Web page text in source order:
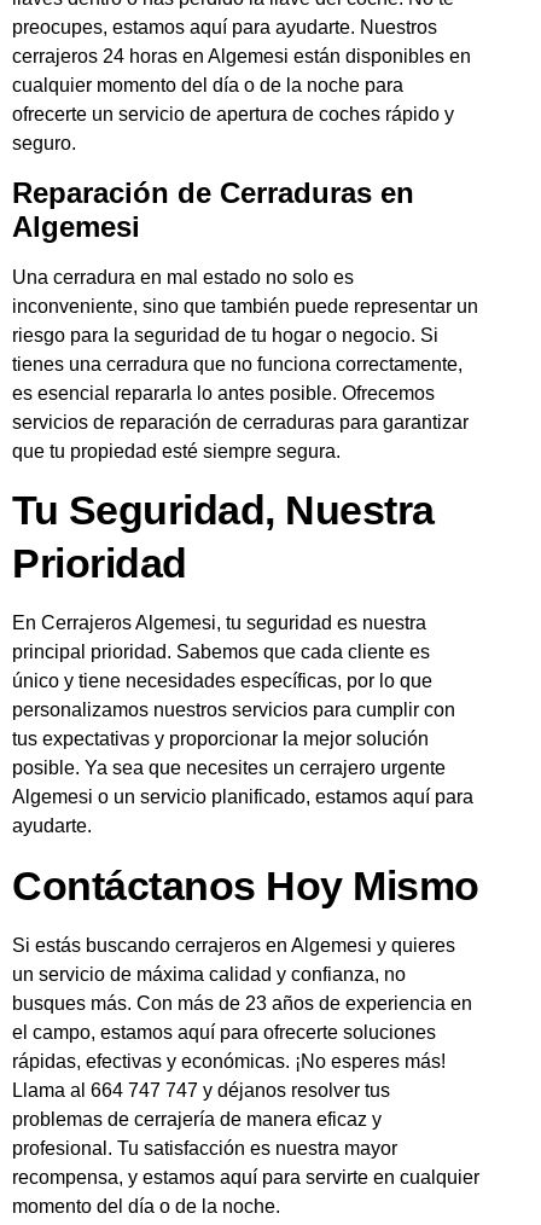
preocupes, estamos aquí para ayudarte. Nuestros
cerrajeros 24 horas en Algemesi están disponibles en
cualquier momento del día o de la noche para
ofrecerte un servicio de apertura de coches rápido y
seguro.
Reparación de Cerraduras en
Algemesi
Una cerradura en mal estado no solo es
inconveniente, sino que también puede representar un
riesgo para la seguridad de tu hogar o negocio. Si
tienes una cerradura que no funciona correctamente,
es esencial repararla lo antes posible. Ofrecemos
servicios de reparación de cerraduras para garantizar
que tu propiedad esté siempre segura.
Tu Seguridad, Nuestra
Prioridad
En Cerrajeros Algemesi, tu seguridad es nuestra
principal prioridad. Sabemos que cada cliente es
único y tiene necesidades específicas, por lo que
personalizamos nuestros servicios para cumplir con
tus expectativas y proporcionar la mejor solución
posible. Ya sea que necesites un cerrajero urgente
Algemesi o un servicio planificado, estamos aquí para
ayudarte.
Contáctanos Hoy Mismo
Si estás buscando cerrajeros en Algemesi y quieres
un servicio de máxima calidad y confianza, no
busques más. Con más de 23 años de experiencia en
el campo, estamos aquí para ofrecerte soluciones
rápidas, efectivas y económicas. ¡No esperes más!
Llama al 664 747 747 y déjanos resolver tus
problemas de cerrajería de manera eficaz y
profesional. Tu satisfacción es nuestra mayor
recompensa, y estamos aquí para servirte en cualquier
momento del día o de la noche.